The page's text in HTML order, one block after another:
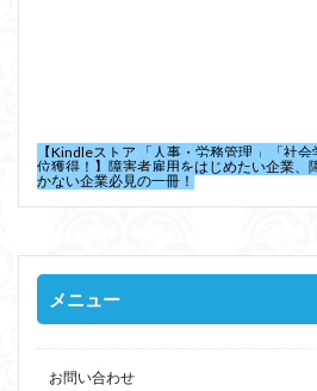
【Kindleストア 「人事・労務管理 」「社
位獲得！】障害者雇用をはじめたい企業、
かない企業必見の一冊！
メニュー
お問い合わせ